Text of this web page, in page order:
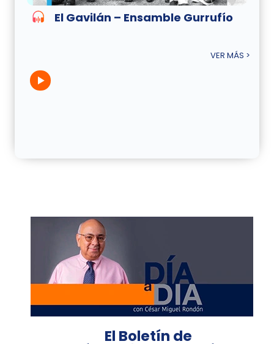
El Gavilán – Ensamble Gurrufío
VER MÁS >
El Boletín de